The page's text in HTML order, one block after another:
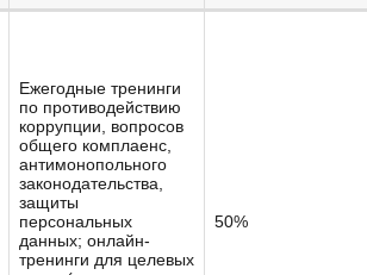
Ежегодные тренинги
по противодействию
коррупции, вопросов
общего комплаенс,
антимонопольного
законодательства,
защиты
персональных
данных; онлайн-
тренинги для целевых
50%